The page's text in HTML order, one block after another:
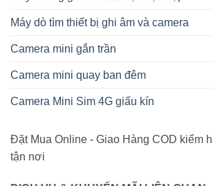
Máy dò tìm thiết bị ghi âm và camera
Camera mini gắn trần
Camera mini quay ban đêm
Camera Mini Sim 4G giấu kín
Đặt Mua Online - Giao Hàng COD kiểm
tận nơi